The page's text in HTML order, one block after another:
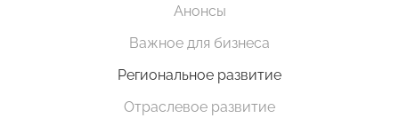
Анонсы
Важное для бизнеса
Региональное развитие
Отраслевое развитие